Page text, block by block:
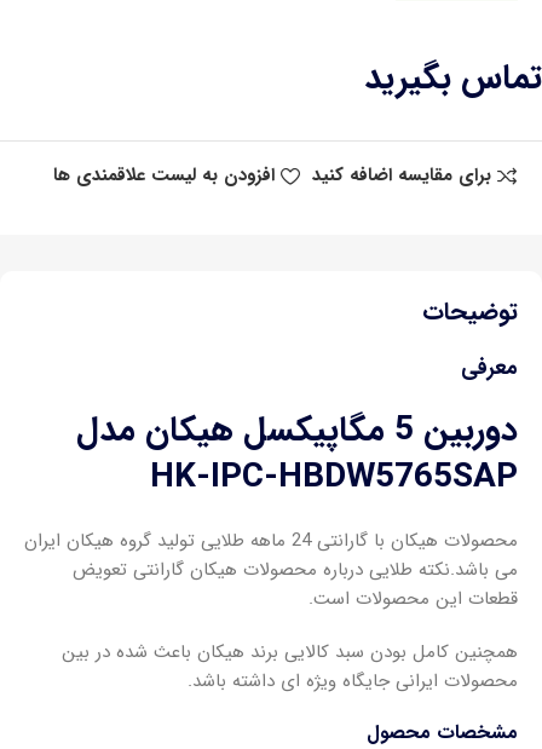
تماس بگیرید
برای مقایسه اضافه کنید افزودن به لیست علاقمندی ها
توضیحات
معرفی
دوربین 5 مگاپیکسل هیکان مدل
HK-IPC-HBDW5765SAP
محصولات هیکان با گارانتی 24 ماهه طلایی تولید گروه هیکان ایران
می باشد.نکته طلایی درباره محصولات هیکان گارانتی تعویض
قطعات این محصولات است.
همچنین کامل بودن سبد کالایی برند هیکان باعث شده در بین
محصولات ایرانی جایگاه ویژه ای داشته باشد.
مشخصات محصول